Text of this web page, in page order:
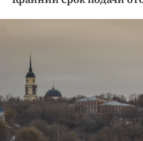
Криминал
Погода
Праздники
Происшествия